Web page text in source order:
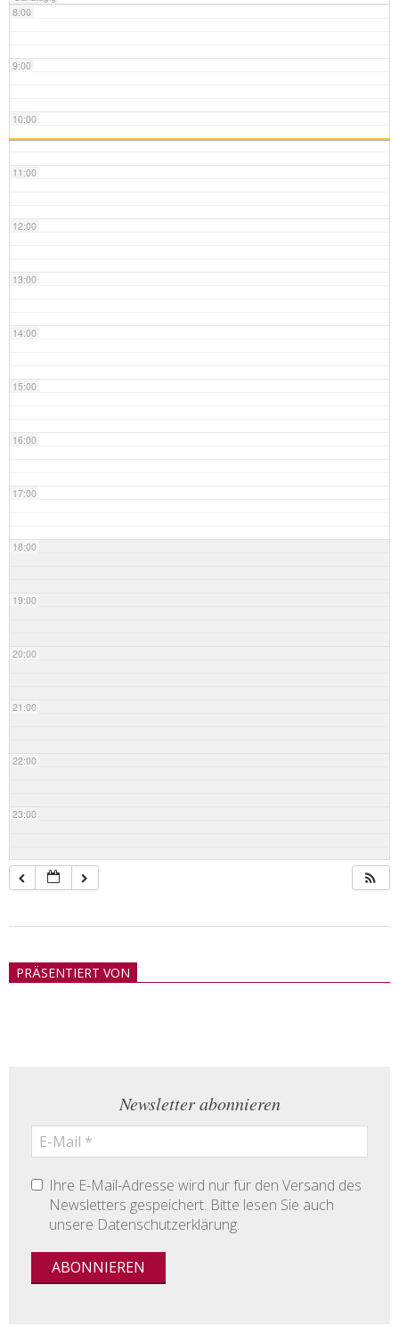
8:00
9:00
10:00
11:00
12:00
13:00
14:00
15:00
16:00
17:00
18:00
19:00
20:00
21:00
22:00
23:00
21PRÄSENTIERT VON
Newsletter abonnieren
Ihre E-Mail-Adresse wird nur für den Versand des
Newsletters gespeichert. Bitte lesen Sie auch
unsere Datenschutzerklärung.